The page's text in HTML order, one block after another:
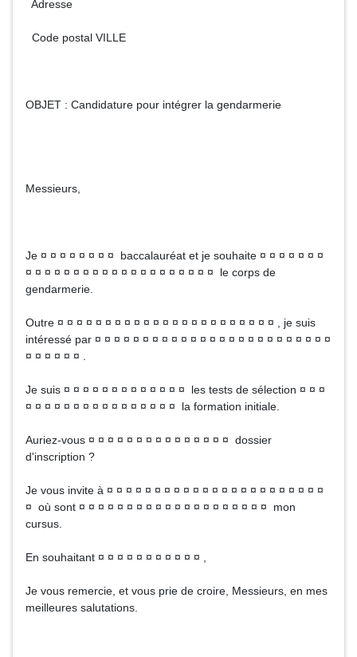
Adresse
Code postal VILLE
OBJET : Candidature pour intégrer la gendarmerie
Messieurs,
Je ¤ ¤ ¤ ¤ ¤ ¤ ¤ ¤ baccalauréat et je souhaite ¤ ¤ ¤ ¤ ¤ ¤ ¤
¤ ¤ ¤ ¤ ¤ ¤ ¤ ¤ ¤ ¤ ¤ ¤ ¤ ¤ ¤ ¤ ¤ ¤ ¤ ¤ le corps de
gendarmerie.
Outre ¤ ¤ ¤ ¤ ¤ ¤ ¤ ¤ ¤ ¤ ¤ ¤ ¤ ¤ ¤ ¤ ¤ ¤ ¤ ¤ ¤ ¤ ¤ , je suis
intéressé par ¤ ¤ ¤ ¤ ¤ ¤ ¤ ¤ ¤ ¤ ¤ ¤ ¤ ¤ ¤ ¤ ¤ ¤ ¤ ¤ ¤ ¤ ¤ ¤ ¤
¤ ¤ ¤ ¤ ¤ ¤ .
Je suis ¤ ¤ ¤ ¤ ¤ ¤ ¤ ¤ ¤ ¤ ¤ ¤ ¤ les tests de sélection ¤ ¤ ¤
¤ ¤ ¤ ¤ ¤ ¤ ¤ ¤ ¤ ¤ ¤ ¤ ¤ ¤ ¤ ¤ la formation initiale.
Auriez-vous ¤ ¤ ¤ ¤ ¤ ¤ ¤ ¤ ¤ ¤ ¤ ¤ ¤ ¤ ¤ dossier
d'inscription ?
Je vous invite à ¤ ¤ ¤ ¤ ¤ ¤ ¤ ¤ ¤ ¤ ¤ ¤ ¤ ¤ ¤ ¤ ¤ ¤ ¤ ¤ ¤ ¤ ¤
¤ où sont ¤ ¤ ¤ ¤ ¤ ¤ ¤ ¤ ¤ ¤ ¤ ¤ ¤ ¤ ¤ ¤ ¤ ¤ ¤ ¤ mon
cursus.
En souhaitant ¤ ¤ ¤ ¤ ¤ ¤ ¤ ¤ ¤ ¤ ¤ ,
Je vous remercie, et vous prie de croire, Messieurs, en mes
meilleures salutations.